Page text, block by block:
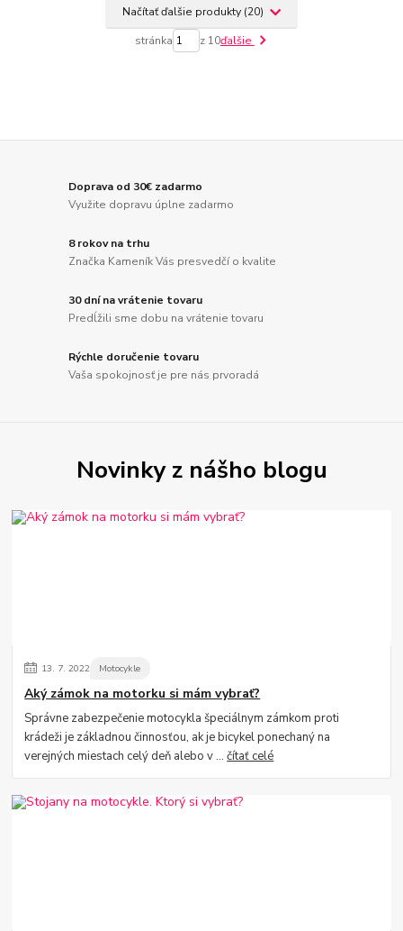
Načítať ďalšie produkty (20)
stránka z 10ďalšie
Doprava od 30€ zadarmo
Využite dopravu úplne zadarmo
8 rokov na trhu
Značka Kameník Vás presvedčí o kvalite
30 dní na vrátenie tovaru
Predĺžili sme dobu na vrátenie tovaru
Rýchle doručenie tovaru
Vaša spokojnosť je pre nás prvoradá
Novinky z nášho blogu
13. 7. 2022 Motocykle
Aký zámok na motorku si mám vybrať?
Správne zabezpečenie motocykla špeciálnym zámkom proti
krádeži je základnou činnosťou, ak je bicykel ponechaný na
verejných miestach celý deň alebo v ...čítať celé